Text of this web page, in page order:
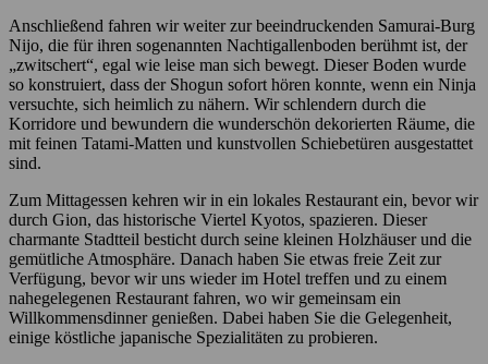
Anschließend fahren wir weiter zur beeindruckenden Samurai-Burg
Nijo, die für ihren sogenannten Nachtigallenboden berühmt ist, der
„zwitschert“, egal wie leise man sich bewegt. Dieser Boden wurde
so konstruiert, dass der Shogun sofort hören konnte, wenn ein Ninja
versuchte, sich heimlich zu nähern. Wir schlendern durch die
Korridore und bewundern die wunderschön dekorierten Räume, die
mit feinen Tatami-Matten und kunstvollen Schiebetüren ausgestattet
sind.
Zum Mittagessen kehren wir in ein lokales Restaurant ein, bevor wir
durch Gion, das historische Viertel Kyotos, spazieren. Dieser
charmante Stadtteil besticht durch seine kleinen Holzhäuser und die
gemütliche Atmosphäre. Danach haben Sie etwas freie Zeit zur
Verfügung, bevor wir uns wieder im Hotel treffen und zu einem
nahegelegenen Restaurant fahren, wo wir gemeinsam ein
Willkommensdinner genießen. Dabei haben Sie die Gelegenheit,
einige köstliche japanische Spezialitäten zu probieren.